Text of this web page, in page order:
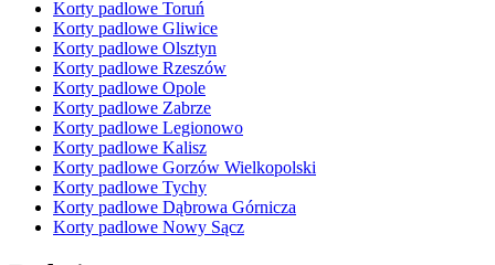
Korty padlowe Toruń
Korty padlowe Gliwice
Korty padlowe Olsztyn
Korty padlowe Rzeszów
Korty padlowe Opole
Korty padlowe Zabrze
Korty padlowe Legionowo
Korty padlowe Kalisz
Korty padlowe Gorzów Wielkopolski
Korty padlowe Tychy
Korty padlowe Dąbrowa Górnicza
Korty padlowe Nowy Sącz